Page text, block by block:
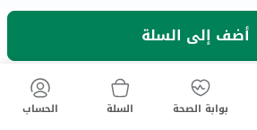
أضف إلى السلة
بوابة الصحة السلة الحساب